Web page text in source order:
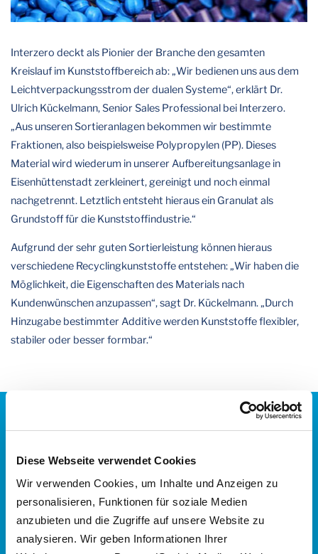
Diese Webseite verwendet Cookies
Wir verwenden Cookies, um Inhalte und Anzeigen zu
personalisieren, Funktionen für soziale Medien
anzubieten und die Zugriffe auf unsere Website zu
analysieren. Wir geben Informationen Ihrer
Interzero deckt als Pionier der Branche den gesamten
Kreislauf im Kunststoffbereich ab: „Wir bedienen uns aus dem
Leichtverpackungsstrom der dualen Systeme“, erklärt Dr.
Ulrich Kückelmann, Senior Sales Professional bei Interzero.
„Aus unseren Sortieranlagen bekommen wir bestimmte
Fraktionen, also beispielsweise Polypropylen (PP). Dieses
Material wird wiederum in unserer Aufbereitungsanlage in
Eisenhüttenstadt zerkleinert, gereinigt und noch einmal
nachgetrennt. Letztlich entsteht hieraus ein Granulat als
Grundstoff für die Kunststoffindustrie.“
Aufgrund der sehr guten Sortierleistung können hieraus
verschiedene Recyclingkunststoffe entstehen: „Wir haben die
Möglichkeit, die Eigenschaften des Materials nach
Kundenwünschen anzupassen“, sagt Dr. Kückelmann. „Durch
Hinzugabe bestimmter Additive werden Kunststoffe flexibler,
stabiler oder besser formbar.“
eingesparte Menge
Treibhausgas pro Tonne beim
Einsatz des
Recyclingkunststoffs Recythen
PP im Vergleich zu
Primärkunststoff auf